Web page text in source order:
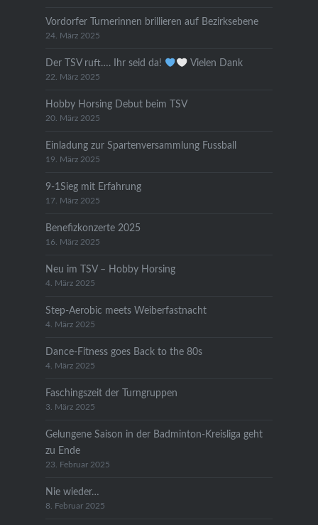
Vordorfer Turnerinnen brillieren auf Bezirksebene
24. März 2025
Der TSV ruft…. Ihr seid da! Vielen Dank
22. März 2025
Hobby Horsing Debut beim TSV
20. März 2025
Einladung zur Spartenversammlung Fussball
19. März 2025
9-1Sieg mit Erfahrung
17. März 2025
Benefizkonzerte 2025
16. März 2025
Neu im TSV – Hobby Horsing
4. März 2025
Step-Aerobic meets Weiberfastnacht
4. März 2025
Dance-Fitness goes Back to the 80s
4. März 2025
Faschingszeit der Turngruppen
3. März 2025
Gelungene Saison in der Badminton-Kreisliga geht
zu Ende
23. Februar 2025
Nie wieder…
8. Februar 2025